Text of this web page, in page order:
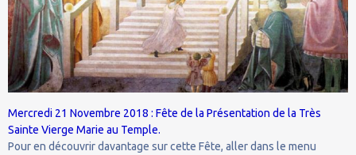
Mercredi 21 Novembre 2018 : Fête de la Présentation de la Très
Sainte Vierge Marie au Temple.
Pour en découvrir davantage sur cette Fête, aller dans le menu